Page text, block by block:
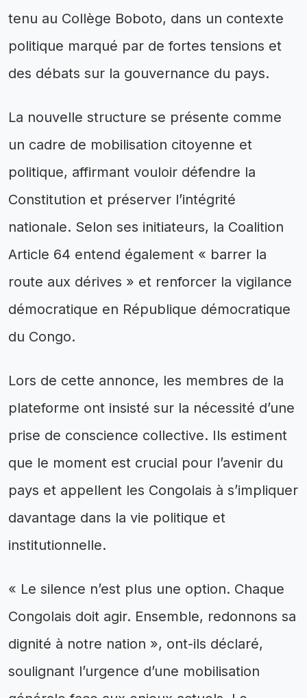
tenu au Collège Boboto, dans un contexte
politique marqué par de fortes tensions et
des débats sur la gouvernance du pays.
La nouvelle structure se présente comme
un cadre de mobilisation citoyenne et
politique, affirmant vouloir défendre la
Constitution et préserver l’intégrité
nationale. Selon ses initiateurs, la Coalition
Article 64 entend également « barrer la
route aux dérives » et renforcer la vigilance
démocratique en République démocratique
du Congo.
Lors de cette annonce, les membres de la
plateforme ont insisté sur la nécessité d’une
prise de conscience collective. Ils estiment
que le moment est crucial pour l’avenir du
pays et appellent les Congolais à s’impliquer
davantage dans la vie politique et
institutionnelle.
« Le silence n’est plus une option. Chaque
Congolais doit agir. Ensemble, redonnons sa
dignité à notre nation », ont-ils déclaré,
soulignant l’urgence d’une mobilisation